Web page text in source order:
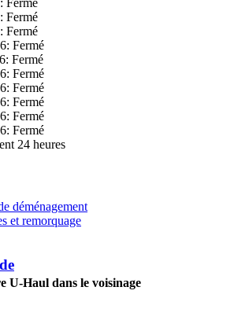
Fermé
Fermé
Fermé
Fermé
Fermé
Fermé
Fermé
Fermé
Fermé
Fermé
24 heures
déménagement
et remorquage
U-Haul dans le voisinage